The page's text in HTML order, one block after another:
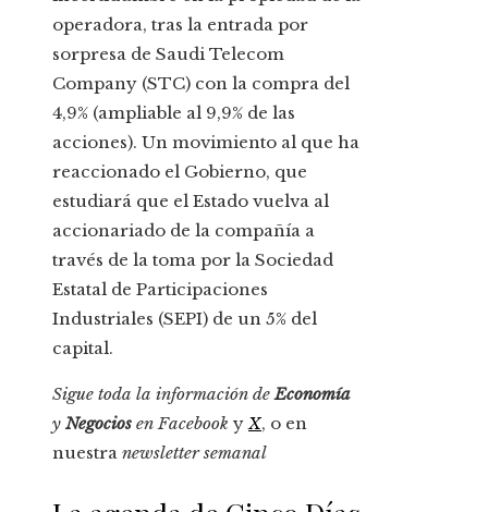
operadora, tras la entrada por
sorpresa de Saudi Telecom
Company (STC) con la compra del
4,9% (ampliable al 9,9% de las
acciones). Un movimiento al que ha
reaccionado el Gobierno, que
estudiará que el Estado vuelva al
accionariado de la compañía a
través de la toma por la Sociedad
Estatal de Participaciones
Industriales (SEPI) de un 5% del
capital.
Sigue toda la información deEconomía
y Negocios enFacebook yX, o en
nuestra newsletter semanal